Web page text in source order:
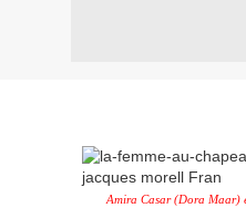
Amira Casar (Dora Maar)